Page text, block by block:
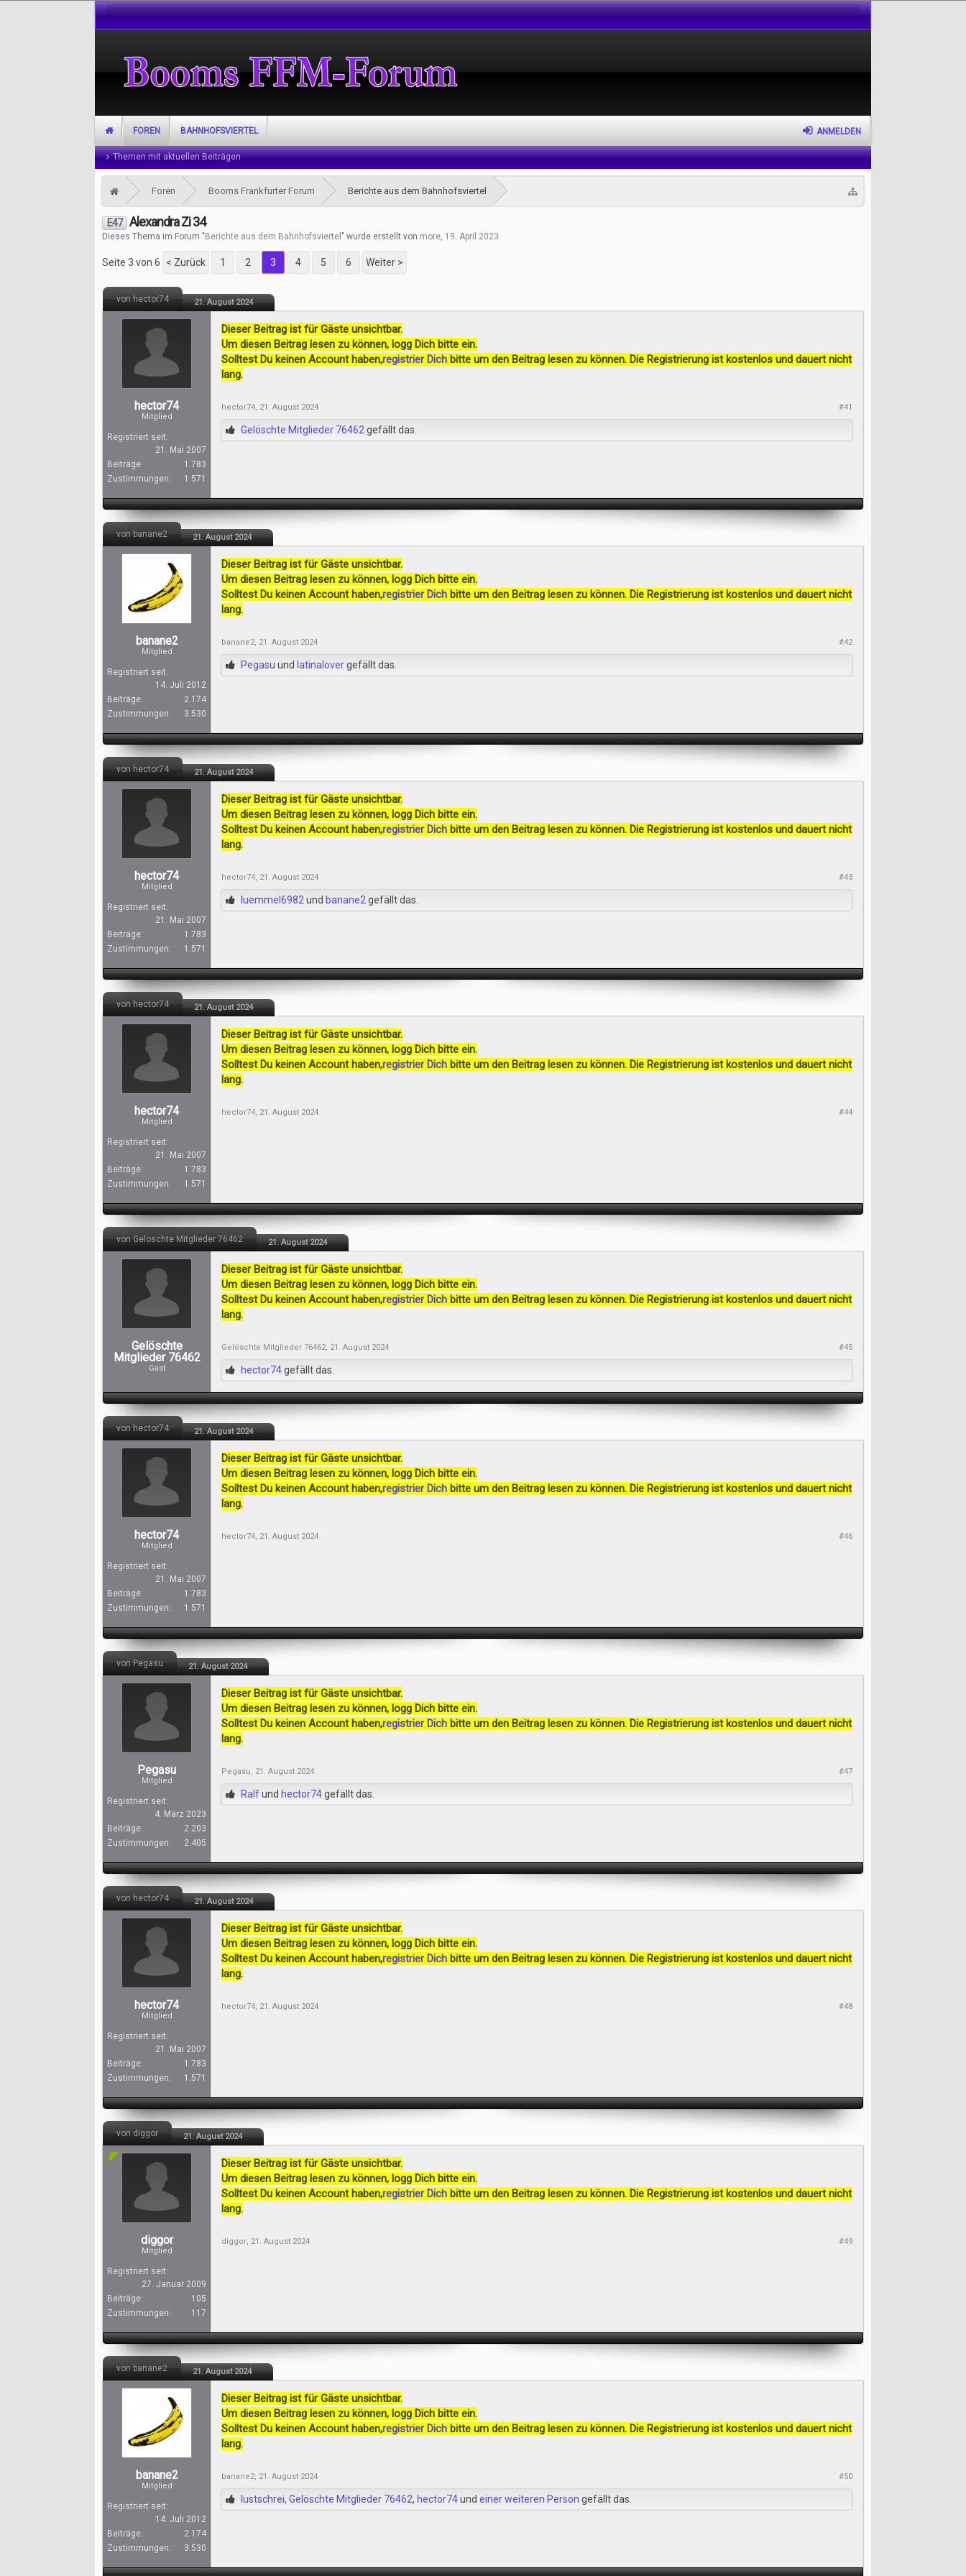
Foren Booms Frankfurter Forum Berichte aus dem Bahnhofsviertel
E47 Alexandra Zi 34
Dieses Thema im Forum " Berichte aus dem Bahnhofsviertel " wurde erstellt von more, 19. April 2023.
Seite 3 von 6 < Zurück 1 2 3 4 5 6 Weiter >
von hector74 21. August 2024
hector74
Mitglied
Registriert seit:
21. Mai 2007
Beiträge:
1.783
Zustimmungen:
1.571
Dieser Beitrag ist für Gäste unsichtbar.
Um diesen Beitrag lesen zu können, logg Dich bitte ein.
Solltest Du keinen Account haben,registrier Dich bitte um den Beitrag lesen zu können. Die Registrierung ist kostenlos und dauert nicht
lang.
hector74, 21. August 2024 #41
Gelöschte Mitglieder 76462 gefällt das.
von banane2 21. August 2024
banane2
Mitglied
Registriert seit:
14. Juli 2012
Beiträge:
2.174
Zustimmungen:
3.530
Dieser Beitrag ist für Gäste unsichtbar.
Um diesen Beitrag lesen zu können, logg Dich bitte ein.
Solltest Du keinen Account haben,registrier Dich bitte um den Beitrag lesen zu können. Die Registrierung ist kostenlos und dauert nicht
lang.
banane2, 21. August 2024 #42
Pegasu und latinalovergefällt das.
von hector74 21. August 2024
hector74
Mitglied
Registriert seit:
21. Mai 2007
Beiträge:
1.783
Zustimmungen:
1.571
Dieser Beitrag ist für Gäste unsichtbar.
Um diesen Beitrag lesen zu können, logg Dich bitte ein.
Solltest Du keinen Account haben,registrier Dich bitte um den Beitrag lesen zu können. Die Registrierung ist kostenlos und dauert nicht
lang.
hector74, 21. August 2024 #43
luemmel6982 und banane2 gefällt das.
von hector74 21. August 2024
hector74
Mitglied
Registriert seit:
21. Mai 2007
Beiträge:
1.783
Zustimmungen:
1.571
Dieser Beitrag ist für Gäste unsichtbar.
Um diesen Beitrag lesen zu können, logg Dich bitte ein.
Solltest Du keinen Account haben,registrier Dich bitte um den Beitrag lesen zu können. Die Registrierung ist kostenlos und dauert nicht
lang.
hector74, 21. August 2024 #44
von Gelöschte Mitglieder 76462 21. August 2024
Gelöschte
Mitglieder 76462
Gast
Dieser Beitrag ist für Gäste unsichtbar.
Um diesen Beitrag lesen zu können, logg Dich bitte ein.
Solltest Du keinen Account haben,registrier Dich bitte um den Beitrag lesen zu können. Die Registrierung ist kostenlos und dauert nicht
lang.
Gelöschte Mitglieder 76462, 21. August 2024 #45
hector74gefällt das.
von hector74 21. August 2024
hector74
Mitglied
Registriert seit:
21. Mai 2007
Beiträge:
1.783
Zustimmungen:
1.571
Dieser Beitrag ist für Gäste unsichtbar.
Um diesen Beitrag lesen zu können, logg Dich bitte ein.
Solltest Du keinen Account haben,registrier Dich bitte um den Beitrag lesen zu können. Die Registrierung ist kostenlos und dauert nicht
lang.
hector74, 21. August 2024 #46
von Pegasu 21. August 2024
Pegasu
Mitglied
Registriert seit:
4. März 2023
Beiträge:
2.203
Zustimmungen:
2.405
Dieser Beitrag ist für Gäste unsichtbar.
Um diesen Beitrag lesen zu können, logg Dich bitte ein.
Solltest Du keinen Account haben,registrier Dich bitte um den Beitrag lesen zu können. Die Registrierung ist kostenlos und dauert nicht
lang.
Pegasu, 21. August 2024 #47
Ralfund hector74gefällt das.
von hector74 21. August 2024
hector74
Mitglied
Registriert seit:
21. Mai 2007
Beiträge:
1.783
Zustimmungen:
1.571
Dieser Beitrag ist für Gäste unsichtbar.
Um diesen Beitrag lesen zu können, logg Dich bitte ein.
Solltest Du keinen Account haben,registrier Dich bitte um den Beitrag lesen zu können. Die Registrierung ist kostenlos und dauert nicht
lang.
hector74, 21. August 2024 #48
von diggor 21. August 2024
diggor
Mitglied
Registriert seit:
27. Januar 2009
Beiträge:
105
Zustimmungen:
117
Dieser Beitrag ist für Gäste unsichtbar.
Um diesen Beitrag lesen zu können, logg Dich bitte ein.
Solltest Du keinen Account haben,registrier Dich bitte um den Beitrag lesen zu können. Die Registrierung ist kostenlos und dauert nicht
lang.
diggor, 21. August 2024 #49
von banane2 21. August 2024
banane2
Mitglied
Registriert seit:
14. Juli 2012
Beiträge:
2.174
Zustimmungen:
3.530
Dieser Beitrag ist für Gäste unsichtbar.
Um diesen Beitrag lesen zu können, logg Dich bitte ein.
Solltest Du keinen Account haben,registrier Dich bitte um den Beitrag lesen zu können. Die Registrierung ist kostenlos und dauert nicht
lang.
banane2, 21. August 2024 #50
lustschrei, Gelöschte Mitglieder 76462, hector74und einer weiteren Person gefällt das.
FOREN
Themen mit aktuellen Beiträgen
BAHNHOFSVIERTEL ANMELDEN